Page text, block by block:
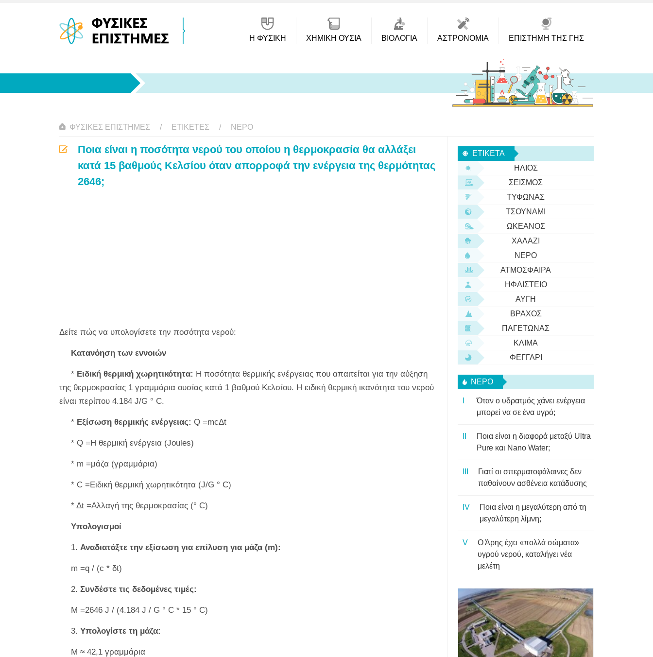
Η ΦΥΣΙΚΗ ΧΗΜΙΚΉ ΟΥΣΊΑ ΒΙΟΛΟΓΊΑ ΑΣΤΡΟΝΟΜΊΑ ΕΠΙΣΤΉΜΗ ΤΗΣ ΓΗΣ
ΦΥΣΙΚΈΣ ΕΠΙΣΤΉΜΕΣ ΕΤΙΚΈΤΕΣ ΝΕΡΌ
Ποια είναι η ποσότητα νερού του οποίου η θερμοκρασία θα αλλάξει
κατά 15 βαθμούς Κελσίου όταν απορροφά την ενέργεια της θερμότητας
2646;
Δείτε πώς να υπολογίσετε την ποσότητα νερού:
Κατανόηση των εννοιών
* Ειδική θερμική χωρητικότητα: Η ποσότητα θερμικής ενέργειας που απαιτείται για την αύξηση
της θερμοκρασίας 1 γραμμάρια ουσίας κατά 1 βαθμού Κελσίου. Η ειδική θερμική ικανότητα του νερού
είναι περίπου 4.184 J/G ° C.
* Εξίσωση θερμικής ενέργειας: Q =mcΔt
* Q =Η θερμική ενέργεια (Joules)
* m =μάζα (γραμμάρια)
* C =Ειδική θερμική χωρητικότητα (J/G ° C)
* Δt =Αλλαγή της θερμοκρασίας (° C)
Υπολογισμοί
1. Αναδιατάξτε την εξίσωση για επίλυση για μάζα (m):
m =q / (c * δt)
2. Συνδέστε τις δεδομένες τιμές:
M =2646 J / (4.184 J / G ° C * 15 ° C)
3. Υπολογίστε τη μάζα:
M ≈ 42,1 γραμμάρια
ΕΤΙΚΈΤΑ
ΉΛΙΟΣ
ΣΕΙΣΜΌΣ
ΤΥΦΏΝΑΣ
ΤΣΟΥΝΆΜΙ
ΩΚΕΑΝΌΣ
ΧΑΛΆΖΙ
ΝΕΡΌ
ΑΤΜΌΣΦΑΙΡΑ
ΗΦΑΊΣΤΕΙΟ
ΑΥΓΉ
ΒΡΆΧΟΣ
ΠΑΓΕΤΏΝΑΣ
ΚΛΊΜΑ
ΦΕΓΓΆΡΙ
ΝΕΡΌ
Όταν ο υδρατμός χάνει ενέργεια
μπορεί να σε ένα υγρό;
Ποια είναι η διαφορά μεταξύ Ultra
Pure και Nano Water;
Γιατί οι σπερματοφάλαινες δεν
παθαίνουν ασθένεια κατάδυσης
Ποια είναι η μεγαλύτερη από τη
μεγαλύτερη λίμνη;
Ο Άρης έχει «πολλά σώματα»
υγρού νερού, καταλήγει νέα
μελέτη